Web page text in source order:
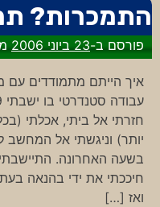
התמכרות?
פורסם ב-23 ביוני 2006
איך הייתם מתמודדים
חזרתי אל ביתי, אכלתי
יותר) וניגשתי אל המחשב
בשעה האחרונה.
חיככתי את ידי בהנאה
ואז […]